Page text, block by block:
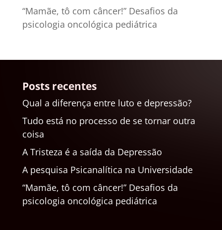
“Mamãe, tô com câncer!” Desafios da
psicologia oncológica pediátrica
Posts recentes
Qual a diferença entre luto e depressão?
Tudo está no processo de se tornar outra
coisa
A Tristeza é a saída da Depressão
A pesquisa Psicanalítica na Universidade
“Mamãe, tô com câncer!” Desafios da
psicologia oncológica pediátrica